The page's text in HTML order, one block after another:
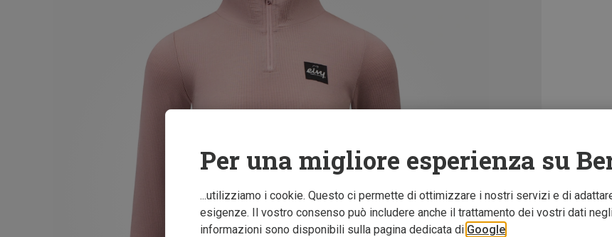
Per una migliore esperienza su
...utilizziamo i cookie. Questo ci permette di ottimizzare i nostri servizi e di
esigenze. Il vostro consenso può includere anche il trattamento dei vostri dati
informazioni sono disponibili sulla pagina dedicata di Google